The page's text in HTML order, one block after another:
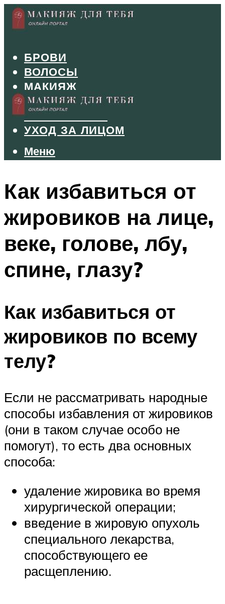
БРОВИ
ВОЛОСЫ
МАКИЯЖ
МАНИКЮР
ТУШЬ И ТЕНИ
УХОД ЗА ЛИЦОМ
Меню
Меню
Как избавиться от
жировиков на лице,
веке, голове, лбу,
спине, глазу?
Как избавиться от
жировиков по всему
телу?
Если не рассматривать народные
способы избавления от жировиков
(они в таком случае особо не
помогут), то есть два основных
способа:
удаление жировика во время
хирургической операции;
введение в жировую опухоль
специального лекарства,
способствующего ее
расщеплению.